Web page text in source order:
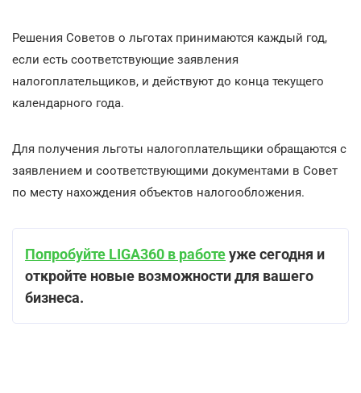
Решения Советов о льготах принимаются каждый год,
если есть соответствующие заявления
налогоплательщиков, и действуют до конца текущего
календарного года.
Для получения льготы налогоплательщики обращаются с
заявлением и соответствующими документами в Совет
по месту нахождения объектов налогообложения.
Попробуйте LIGA360 в работеуже сегодня и
откройте новые возможности для вашего
бизнеса.